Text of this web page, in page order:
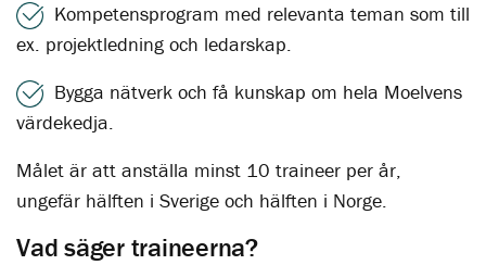
Kompetensprogram med relevanta teman som till
ex. projektledning och ledarskap.
Bygga nätverk och få kunskap om hela Moelvens
värdekedja.
Målet är att anställa minst 10 traineer per år,
ungefär hälften i Sverige och hälften i Norge.
Vad säger traineerna?